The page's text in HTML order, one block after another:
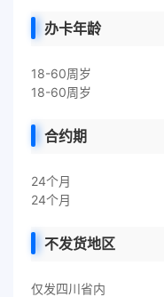
办卡年龄
18-60周岁
18-60周岁
合约期
24个月
24个月
不发货地区
仅发四川省内